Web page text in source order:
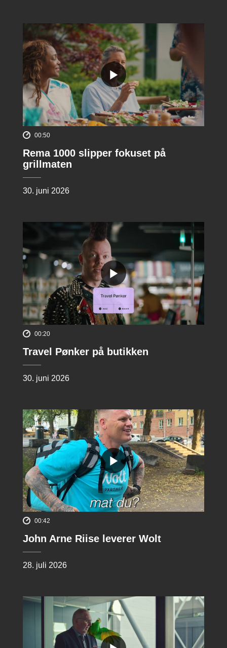
00:50
Rema 1000 slipper fokuset på
grillmaten
30. juni 2026
00:20
Travel Pønker på butikken
30. juni 2026
00:42
John Arne Riise leverer Wolt
28. juli 2026